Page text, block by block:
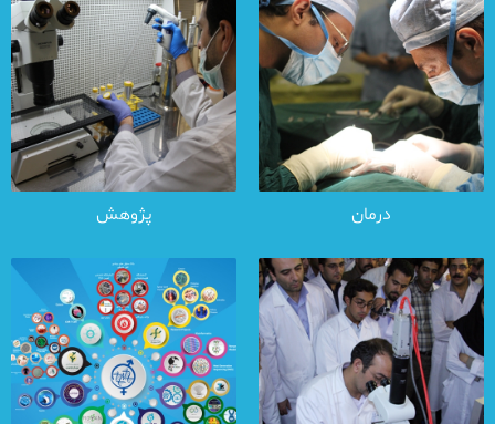
درمان پژوهش